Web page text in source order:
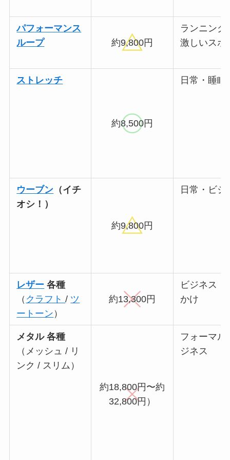
パフォーマンス
ループ
約9,800円
ランニング
激しいスポ
ストレッチ
約8,500円
日常・睡眠
ウーブン （イチ
オシ！）
約9,800円
日常・ビジ
レザー 各種
（ クラフト/ ツ
ートーン ）
約13,300円
ビジネス・
かけ
メタル 各種
（メッシュ / リ
ンク / スリム）
約18,800円〜約
32,800円）
フォーマル
ジネス